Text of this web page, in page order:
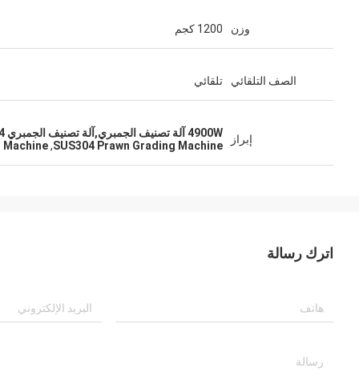
وزن 1200 كجم
الصف التلقائي تلقائي
إبراز
4900W آلة تصنيف الجمبري,آلة تصنيف الجمبري SUS304,آلة تصنيف غسيل الجمبري القوية
SUS304 Prawn Grading Machine
,
Machine
اترك رسالة